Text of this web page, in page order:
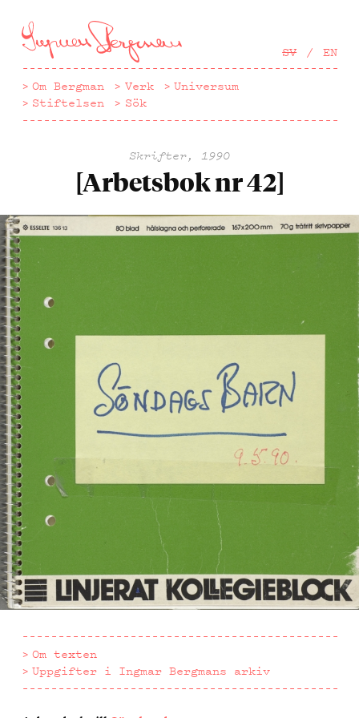
till
huvudinnehåll
SV EN
Om Bergman Verk
Universum
Stiftelsen
Sök
Skrifter, 1990
[Arbetsbok nr 42]
Om texten
Uppgifter i Ingmar Bergmans arkiv